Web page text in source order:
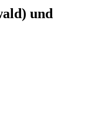
und